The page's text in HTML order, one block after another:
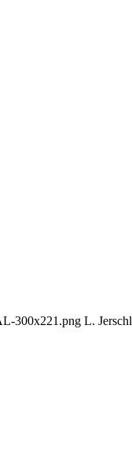
300x221.png L. Jerschl